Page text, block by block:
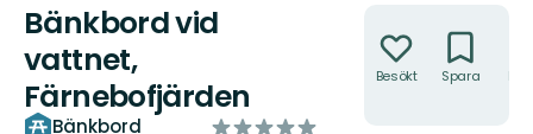
Bänkbord vid
vattnet,
Färnebofjärden
Bänkbord
av
Besökt Spara